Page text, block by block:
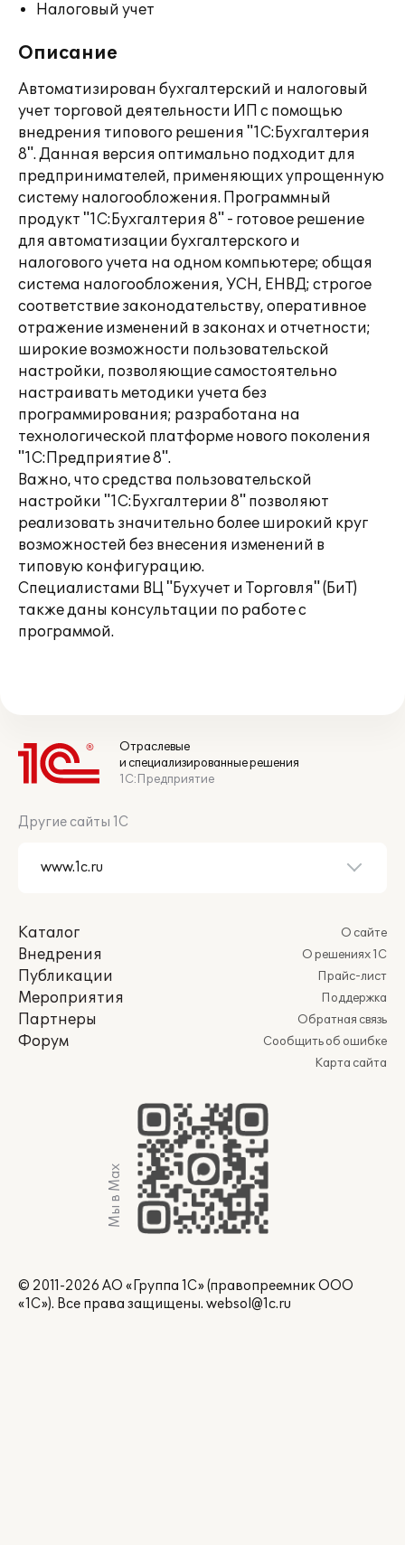
Налоговый учет
Описание
Автоматизирован бухгалтерский и налоговый
учет торговой деятельности ИП с помощью
внедрения типового решения "1С:Бухгалтерия
8". Данная версия оптимально подходит для
предпринимателей, применяющих упрощенную
систему налогообложения. Программный
продукт "1С:Бухгалтерия 8" - готовое решение
для автоматизации бухгалтерского и
налогового учета на одном компьютере; общая
система налогообложения, УСН, ЕНВД; строгое
соответствие законодательству, оперативное
отражение изменений в законах и отчетности;
широкие возможности пользовательской
настройки, позволяющие самостоятельно
настраивать методики учета без
программирования; разработана на
технологической платформе нового поколения
"1С:Предприятие 8".
Важно, что средства пользовательской
настройки "1С:Бухгалтерии 8" позволяют
реализовать значительно более широкий круг
возможностей без внесения изменений в
типовую конфигурацию.
Специалистами ВЦ "Бухучет и Торговля" (БиТ)
также даны консультации по работе с
программой.
Отраслевые
и специализированные решения
1С:Предприятие
Другие сайты 1С
Каталог
Внедрения
Публикации
Мероприятия
Партнеры
Форум
О сайте
О решениях 1С
Прайс-лист
Поддержка
Обратная связь
Сообщить об ошибке
Карта сайта
Мы в Max
© 2011-2026 АО «Группа 1С» (правопреемник ООО
«1С»). Все права защищены. websol@1c.ru